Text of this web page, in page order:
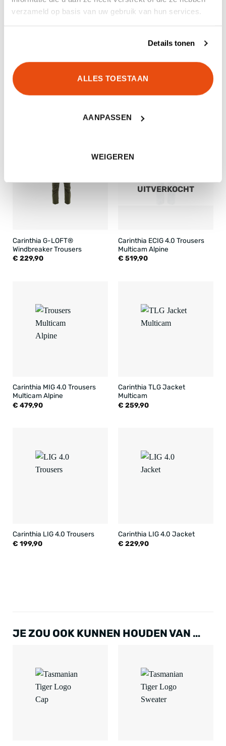
verzameld op basis van uw gebruik van hun services.
Details tonen
ALLES TOESTAAN
AANPASSEN
WEIGEREN
Carinthia MIG 4.0 Jacket
Carinthia TLG Jacket Black
Carinthia G-LOFT®
Windbreaker Trousers
€ 229,90
UITVERKOCHT
Carinthia ECIG 4.0 Trousers
Multicam Alpine
€ 519,90
Carinthia MIG 4.0 Trousers
Multicam Alpine
€ 479,90
Carinthia TLG Jacket
Multicam
€ 259,90
Carinthia LIG 4.0 Trousers
€ 199,90
Carinthia LIG 4.0 Jacket
€ 229,90
JE ZOU OOK KUNNEN HOUDEN VAN …